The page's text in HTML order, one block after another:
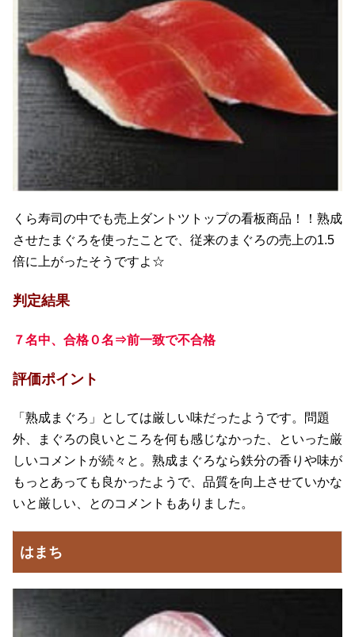
くら寿司の中でも売上ダントツトップの看板商品！！熟成
させたまぐろを使ったことで、従来のまぐろの売上の1.5
倍に上がったそうですよ☆
判定結果
７名中、合格０名⇒前一致で不合格
評価ポイント
「熟成まぐろ」としては厳しい味だったようです。問題
外、まぐろの良いところを何も感じなかった、といった厳
しいコメントが続々と。熟成まぐろなら鉄分の香りや味が
もっとあっても良かったようで、品質を向上させていかな
いと厳しい、とのコメントもありました。
はまち